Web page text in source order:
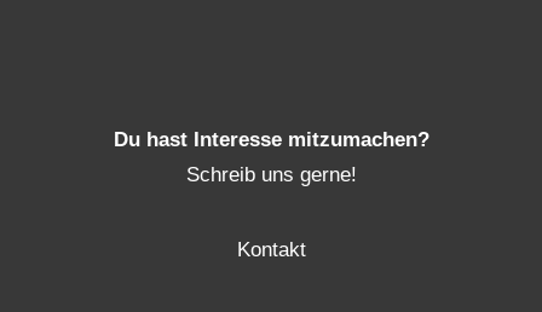
Du hast Interesse mitzumachen?
Schreib uns gerne!
Kontakt